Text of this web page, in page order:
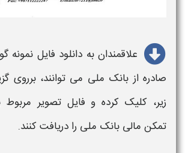
علاقمندان به دانلود فایل نمونه
صادره از بانک ملی می توانند، برروی
زیر، کلیک کرده و فایل تصویر مربوط
تمکن مالی بانک ملی را دریافت کنند.